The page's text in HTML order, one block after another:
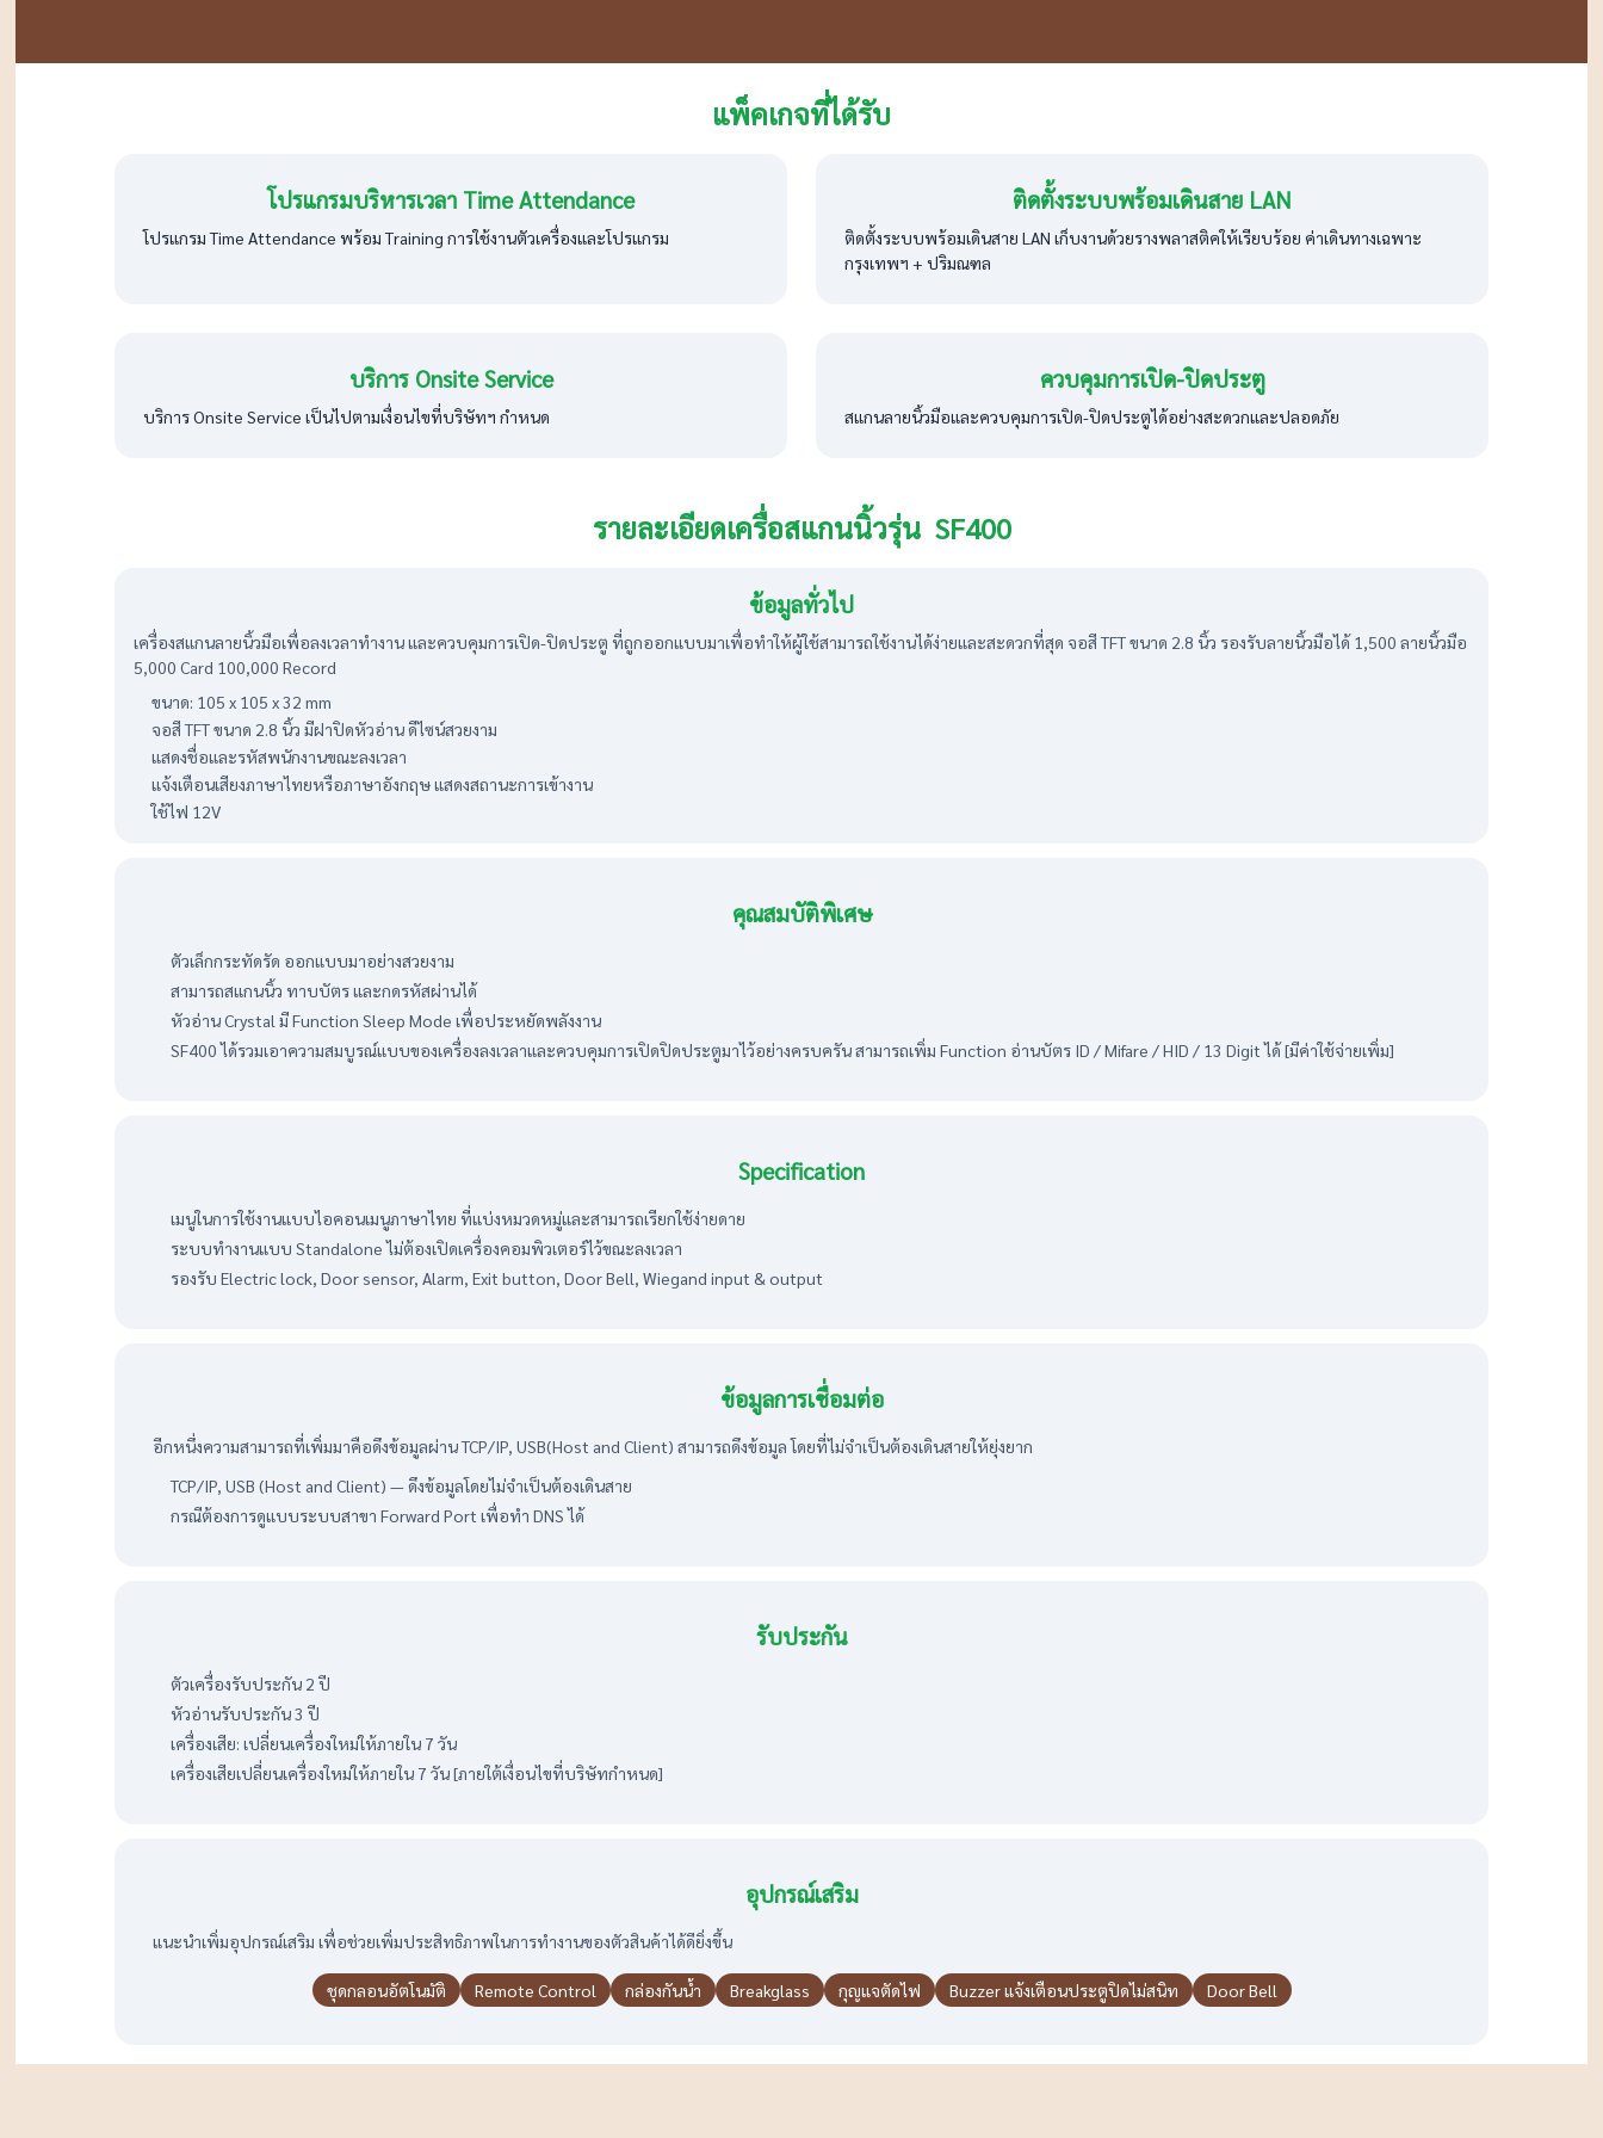
แพ็คเกจที่ได้รับ
โปรแกรมบริหารเวลา Time Attendance
โปรแกรม Time Attendance พร้อม Training การใช้งานตัวเครื่องและโปรแกรม
ติดตั้งระบบพร้อมเดินสาย LAN
ติดตั้งระบบพร้อมเดินสาย LAN เก็บงานด้วยรางพลาสติคให้เรียบร้อย ค่าเดินทางเฉพาะ
กรุงเทพฯ + ปริมณฑล
บริการ Onsite Service
บริการ Onsite Service เป็นไปตามเงื่อนไขที่บริษัทฯ กำหนด
ควบคุมการเปิด-ปิดประตู
สแกนลายนิ้วมือและควบคุมการเปิด-ปิดประตูได้อย่างสะดวกและปลอดภัย
รายละเอียดเครื่อสแกนนิ้วรุ่น SF400
ข้อมูลทั่วไป
เครื่องสแกนลายนิ้วมือเพื่อลงเวลาทำงาน และควบคุมการเปิด-ปิดประตู ที่ถูกออกแบบมาเพื่อทำให้ผู้ใช้สามารถใช้งานได้ง่ายและสะดวกที่สุด จอสี TFT ขนาด 2.8 นิ้ว รองรับลายนิ้วมือได้ 1,500 ลายนิ้วมือ
5,000 Card 100,000 Record
ขนาด: 105 x 105 x 32 mm
จอสี TFT ขนาด 2.8 นิ้ว มีฝาปิดหัวอ่าน ดีไซน์สวยงาม
แสดงชื่อและรหัสพนักงานขณะลงเวลา
แจ้งเตือนเสียงภาษาไทยหรือภาษาอังกฤษ แสดงสถานะการเข้างาน
ใช้ไฟ 12V
คุณสมบัติพิเศษ
ตัวเล็กกระทัดรัด ออกแบบมาอย่างสวยงาม
สามารถสแกนนิ้ว ทาบบัตร และกดรหัสผ่านได้
หัวอ่าน Crystal มี Function Sleep Mode เพื่อประหยัดพลังงาน
SF400 ได้รวมเอาความสมบูรณ์แบบของเครื่องลงเวลาและควบคุมการเปิดปิดประตูมาไว้อย่างครบครัน สามารถเพิ่ม Function อ่านบัตร ID / Mifare / HID / 13 Digit ได้ [มีค่าใช้จ่ายเพิ่ม]
Specification
เมนูในการใช้งานแบบไอคอนเมนูภาษาไทย ที่แบ่งหมวดหมู่และสามารถเรียกใช้ง่ายดาย
ระบบทำงานแบบ Standalone ไม่ต้องเปิดเครื่องคอมพิวเตอร์ไว้ขณะลงเวลา
รองรับ Electric lock, Door sensor, Alarm, Exit button, Door Bell, Wiegand input & output
ข้อมูลการเชื่อมต่อ
อีกหนึ่งความสามารถที่เพิ่มมาคือดึงข้อมูลผ่าน TCP/IP, USB(Host and Client) สามารถดึงข้อมูล โดยที่ไม่จำเป็นต้องเดินสายให้ยุ่งยาก
TCP/IP, USB (Host and Client) — ดึงข้อมูลโดยไม่จำเป็นต้องเดินสาย
กรณีต้องการดูแบบระบบสาขา Forward Port เพื่อทำ DNS ได้
รับประกัน
ตัวเครื่องรับประกัน 2 ปี
หัวอ่านรับประกัน 3 ปี
เครื่องเสีย: เปลี่ยนเครื่องใหม่ให้ภายใน 7 วัน
เครื่องเสียเปลี่ยนเครื่องใหม่ให้ภายใน 7 วัน [ภายใต้เงื่อนไขที่บริษัทกำหนด]
อุปกรณ์เสริม
แนะนำเพิ่มอุปกรณ์เสริม เพื่อช่วยเพิ่มประสิทธิภาพในการทำงานของตัวสินค้าได้ดียิ่งขึ้น
ชุดกลอนอัตโนมัติ Remote Control กล่องกันน้ำ Breakglass กุญแจตัดไฟ Buzzer แจ้งเตือนประตูปิดไม่สนิท Door Bell